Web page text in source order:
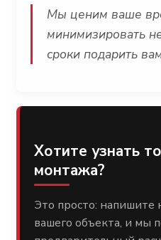
Мы ценим ваше
минимизировать
сроки подарить
Хотите узнать
монтажа?
Это просто: напишите
вашего объекта, и мы